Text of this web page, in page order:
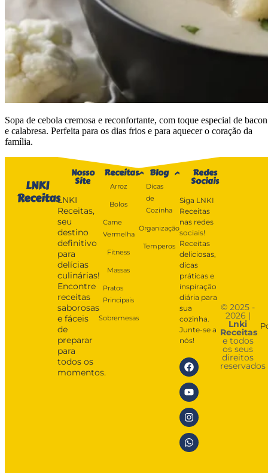
Sopa de cebola cremosa e reconfortante, com toque especial de bacon
e calabresa. Perfeita para os dias frios e para aquecer o coração da
família.
LNKI
Receitas
Nosso
Site
LNKI
Receitas,
seu
destino
definitivo
para
delícias
culinárias!
Encontre
receitas
saborosas
e fáceis
de
preparar
para
todos os
momentos.
Receitas
Arroz
Bolos
Carne
Vermelha
Fitness
Massas
Pratos
Principais
Sobremesas
Blog
Dicas
de
Cozinha
Organização
Temperos
Redes
Sociais
Siga LNKI
Receitas
nas redes
sociais!
Receitas
deliciosas,
dicas
práticas e
inspiração
diária para
sua
cozinha.
Junte-se a
nós!
© 2025 -
2026 |
Lnki
Receitas
e todos
os seus
direitos
reservados